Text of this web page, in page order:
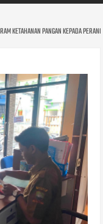
KETAHANAN PANGAN KEPADA